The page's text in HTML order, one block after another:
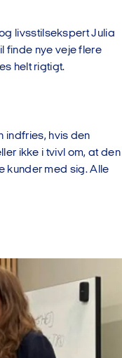
livsstilsekspert Julia
finde nye veje flere
helt rigtigt.
indfries, hvis den
ikke i tvivl om, at den
kunder med sig. Alle